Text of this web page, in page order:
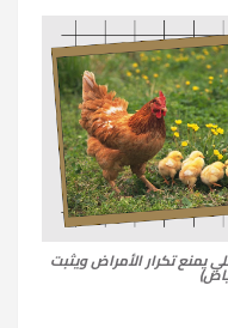
يمنع تكرار الأمراض ويثبت